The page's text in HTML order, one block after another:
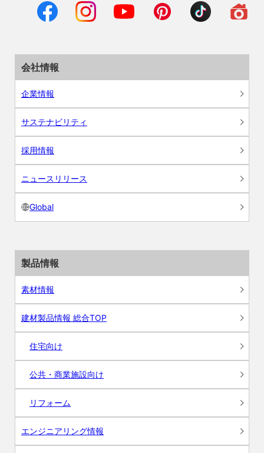
会社情報
企業情報
サステナビリティ
採用情報
ニュースリリース
Global
製品情報
素材情報
建材製品情報 総合TOP
住宅向け
公共・商業施設向け
リフォーム
エンジニアリング情報